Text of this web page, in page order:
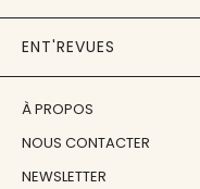
ENT'REVUES
À PROPOS
NOUS CONTACTER
NEWSLETTER